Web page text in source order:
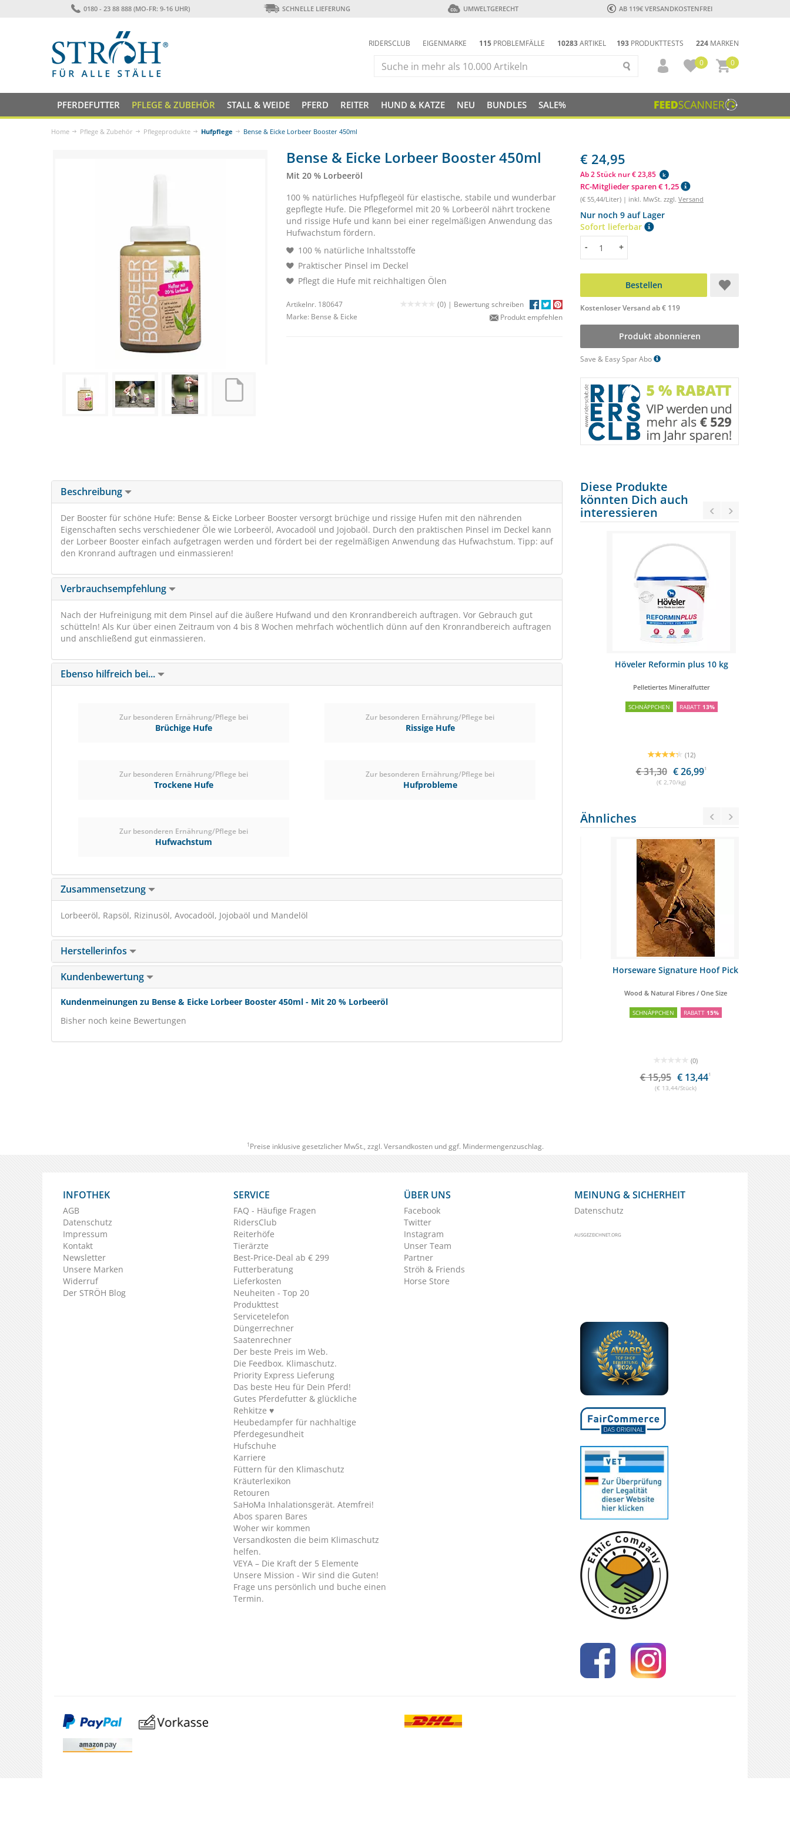
0180 - 23 88 888 (MO-FR: 9-16 UHR) SCHNELLE LIEFERUNG UMWELTGERECHT AB 119€ VERSANDKOSTENFREI
193 PRODUKTTESTS 224 MARKEN
RIDERSCLUB EIGENMARKE 115 PROBLEMFÄLLE 10283ARTIKEL
0
0
PFERDEFUTTER PFLEGE & ZUBEHÖR STALL & WEIDE PFERD REITER HUND & KATZE NEU BUNDLES SALE%
Home Pflege & Zubehör Pflegeprodukte Hufpflege Bense & Eicke Lorbeer Booster 450ml
Bense & Eicke Lorbeer Booster 450ml
Mit 20 % Lorbeeröl
100 % natürliches Hufpflegeöl für elastische, stabile und wunderbar
gepflegte Hufe. Die Pflegeformel mit 20 % Lorbeeröl nährt trockene
und rissige Hufe und kann bei einer regelmäßigen Anwendung das
Hufwachstum fördern.
100 % natürliche Inhaltsstoffe
Praktischer Pinsel im Deckel
Pflegt die Hufe mit reichhaltigen Ölen
Artikelnr. 180647 (0) | Bewertung schreiben
Marke: Bense & Eicke Produkt empfehlen
€ 24,95
Ab 2 Stück nur € 23,85 k
RC-Mitglieder sparen € 1,25
(€ 55,44/Liter) | inkl. MwSt. zzgl. Versand
Nur noch 9 auf Lager
Sofort lieferbar
Menge
- +
Bestellen
Kostenloser Versand ab € 119
Produkt abonnieren
Save & Easy Spar Abo
Beschreibung
Der Booster für schöne Hufe: Bense & Eicke Lorbeer Booster versorgt brüchige und rissige Hufen mit den nährenden
Eigenschaften sechs verschiedener Öle wie Lorbeeröl, Avocadoöl und Jojobaöl. Durch den praktischen Pinsel im Deckel kann
der Lorbeer Booster einfach aufgetragen werden und fördert bei der regelmäßigen Anwendung das Hufwachstum. Tipp: auf
den Kronrand auftragen und einmassieren!
Verbrauchsempfehlung
Nach der Hufreinigung mit dem Pinsel auf die äußere Hufwand und den Kronrandbereich auftragen. Vor Gebrauch gut
schütteln! Als Kur über einen Zeitraum von 4 bis 8 Wochen mehrfach wöchentlich dünn auf den Kronrandbereich auftragen
und anschließend gut einmassieren.
Ebenso hilfreich bei...
Zur besonderen Ernährung/Pflege bei
Brüchige Hufe
Zur besonderen Ernährung/Pflege bei
Rissige Hufe
Zur besonderen Ernährung/Pflege bei
Trockene Hufe
Zur besonderen Ernährung/Pflege bei
Hufprobleme
Zur besonderen Ernährung/Pflege bei
Hufwachstum
Zusammensetzung
Lorbeeröl, Rapsöl, Rizinusöl, Avocadoöl, Jojobaöl und Mandelöl
Herstellerinfos
Kundenbewertung
Kundenmeinungen zu Bense & Eicke Lorbeer Booster 450ml - Mit 20 % Lorbeeröl
Bisher noch keine Bewertungen
Diese Produkte
könnten Dich auch
interessieren
STIEFEL Top-Shine Fell- und
schimmernd schönes Haar
ab € 11,45
Höveler Reformin plus 10 kg
Pelletiertes Mineralfutter
SCHNÄPPCHEN RABATT13%
(12)
€ 31,30 € 26,99 1
(€ 2,70/kg)
Ähnliches
Bense & Eicke Hufsalbe gelb 5L Horseware Signature Hoof Pick
Wood & Natural Fibres / One Size
SCHNÄPPCHEN RABATT15%
€ 15,95 € 13,441
(€ 13,44/Stück)
1 Preise inklusive gesetzlicher MwSt., zzgl. Versandkostenund ggf. Mindermengenzuschlag.
INFOTHEK
AGB
Datenschutz
Impressum
Kontakt
Newsletter
Unsere Marken
Widerruf
Der STRÖH Blog
SERVICE
FAQ - Häufige Fragen
RidersClub
Reiterhöfe
Tierärzte
Best-Price-Deal ab € 299
Futterberatung
Lieferkosten
Neuheiten - Top 20
Produkttest
Servicetelefon
Düngerrechner
Saatenrechner
Der beste Preis im Web.
Die Feedbox. Klimaschutz.
Priority Express Lieferung
Das beste Heu für Dein Pferd!
Gutes Pferdefutter & glückliche
Rehkitze ♥
Heubedampfer für nachhaltige
Pferdegesundheit
Hufschuhe
Karriere
Füttern für den Klimaschutz
Kräuterlexikon
Retouren
SaHoMa Inhalationsgerät. Atemfrei!
Abos sparen Bares
Woher wir kommen
Versandkosten die beim Klimaschutz
helfen.
VEYA – Die Kraft der 5 Elemente
Unsere Mission - Wir sind die Guten!
Frage uns persönlich und buche einen
Termin.
ÜBER UNS
Facebook
Twitter
Instagram
Unser Team
Partner
Ströh & Friends
Horse Store
MEINUNG & SICHERHEIT
Datenschutz
AUSGEZEICHNET.ORG